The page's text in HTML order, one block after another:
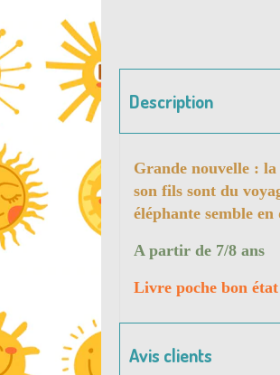
Description
Grande nouvelle :
son fils sont du
éléphante semble en
A partir de 7/8 ans
Livre poche bon état
Avis clients